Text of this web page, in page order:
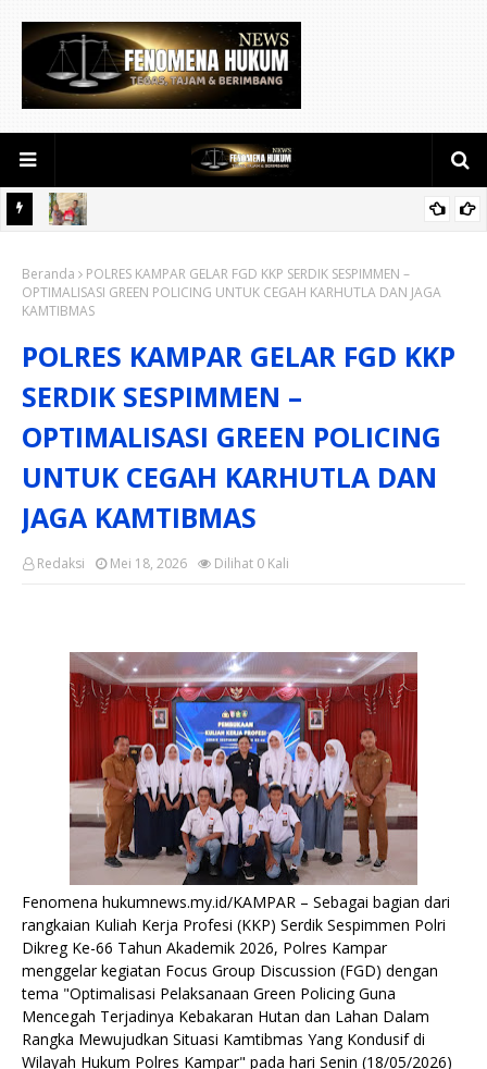
Desa Sungai Kuning
Beranda
POLRES KAMPAR GELAR FGD KKP SERDIK SESPIMMEN –
OPTIMALISASI GREEN POLICING UNTUK CEGAH KARHUTLA DAN JAGA
KAMTIBMAS
POLRES KAMPAR GELAR FGD KKP
SERDIK SESPIMMEN –
OPTIMALISASI GREEN POLICING
UNTUK CEGAH KARHUTLA DAN
JAGA KAMTIBMAS
Redaksi Dilihat 0 Kali
Mei 18, 2026
Fenomena hukumnews.my.id/KAMPAR – Sebagai bagian dari
rangkaian Kuliah Kerja Profesi (KKP) Serdik Sespimmen Polri
Dikreg Ke-66 Tahun Akademik 2026, Polres Kampar
menggelar kegiatan Focus Group Discussion (FGD) dengan
tema "Optimalisasi Pelaksanaan Green Policing Guna
Mencegah Terjadinya Kebakaran Hutan dan Lahan Dalam
Rangka Mewujudkan Situasi Kamtibmas Yang Kondusif di
Wilayah Hukum Polres Kampar" pada hari Senin (18/05/2026)